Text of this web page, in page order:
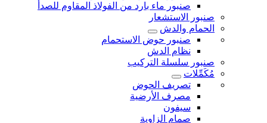
صنبور ماء بارد من الفولاذ المقاوم للصدأ
صنبور الاستشعار
الحمام والدش
صنبور حوض الاستحمام
نظام الدش
صنبور سلسلة التركيب
مُكَمِّلات
تصريف الحوض
مصرف الأرضية
سيفون
صمام الزاوية